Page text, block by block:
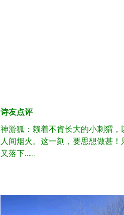
诗友点评
神游狐：赖着不肯长大的小刺猬
人间烟火。这一刻，要思想做甚
又落下……